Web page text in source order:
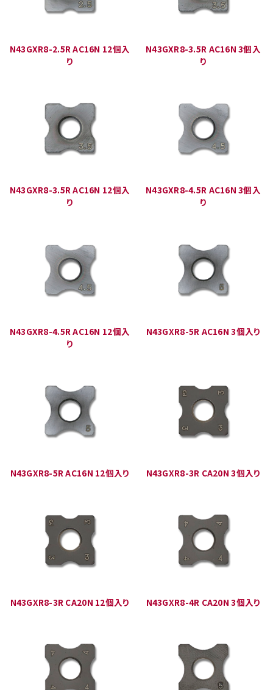
N43GXR8-2.5R AC16N 12個入
り
N43GXR8-3.5R AC16N 3個入
り
N43GXR8-3.5R AC16N 12個入
り
N43GXR8-4.5R AC16N 3個入
り
N43GXR8-4.5R AC16N 12個入
り
N43GXR8-5R AC16N 3個入り
N43GXR8-5R AC16N 12個入り N43GXR8-3R CA20N 3個入り
N43GXR8-3R CA20N 12個入り N43GXR8-4R CA20N 3個入り